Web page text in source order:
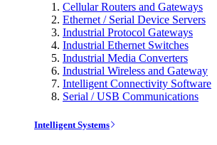
Cellular Routers and Gateways
Ethernet / Serial Device Servers
Industrial Protocol Gateways
Industrial Ethernet Switches
Industrial Media Converters
Industrial Wireless and Gateway
Intelligent Connectivity Software
Serial / USB Communications
Intelligent Systems